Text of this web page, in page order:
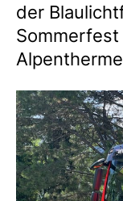
der
Sommerfest